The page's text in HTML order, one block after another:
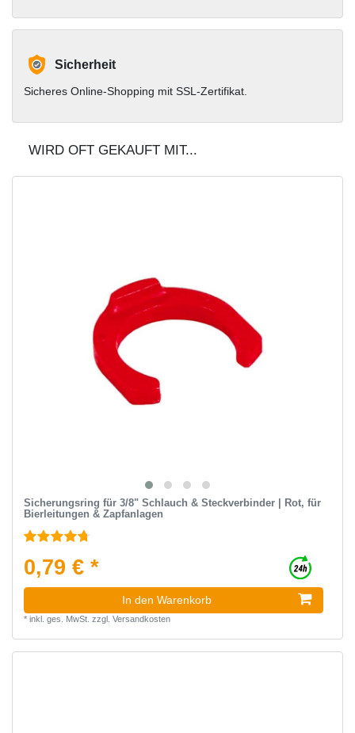
Sicherheit
Sicheres Online-Shopping mit SSL-Zertifikat.
WIRD OFT GEKAUFT MIT...
Sicherungsring für 3/8" Schlauch & Steckverbinder | Rot, für
Bierleitungen & Zapfanlagen
0,79 € *
In den Warenkorb
* inkl. ges. MwSt. zzgl. Versandkosten